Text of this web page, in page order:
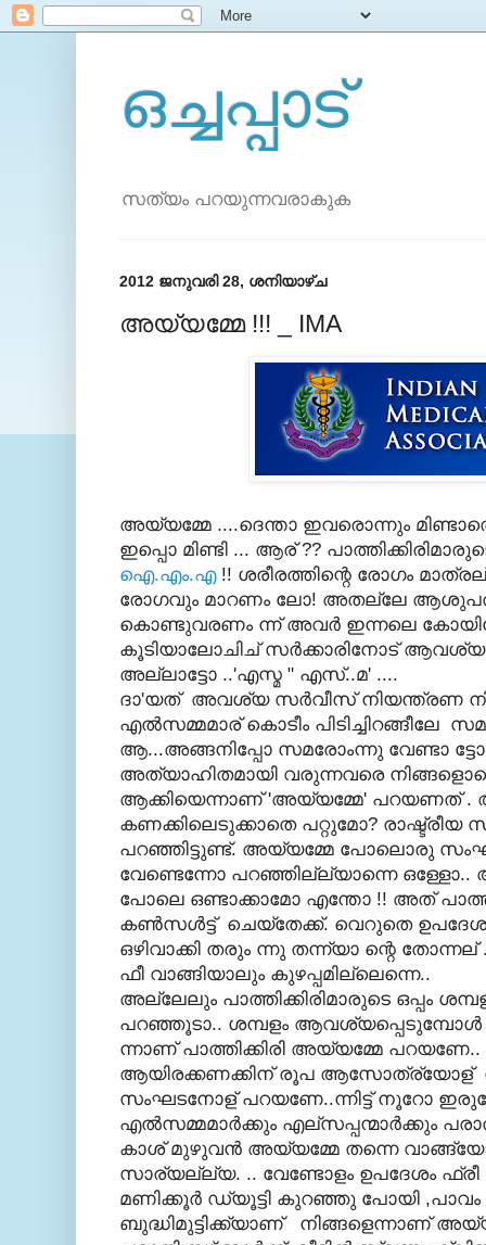
ഒച്ചപ്പാട്
സത്യം പറയുന്നവരാകുക
2012 ജനുവരി 28, ശനിയാഴ്‌ച
അയ്യമ്മേ !!! _ IMA
അയ്യമ്മേ ....ദെന്താ ഇവരൊന്നും
ഇപ്പൊ മിണ്ടി ... ആര് ??
ഐ.എം.എ !! ശരീരത്തിന്റെ രോഗം
രോഗവും മാറണം ലോ! അതല്ലേ
കൊണ്ടുവരണം ന്ന് അവര്‍ ഇന്നലെ
കൂടിയാലോചിച് സര്‍ക്കാരിനോട്
അല്ലാട്ടോ ..'എസ്മ " എസ്..മ' ....
ദാ'യത് അവശ്യ സര്‍വീസ് നിയന്ത്രണ
എല്‍സമ്മമാര് കൊടീം പിടിച്ചിറങ്ങീലേ
ആ...അങ്ങനിപ്പോ സമരോംന്നു വേണ്ടാ
അത്യാഹിതമായി വരുന്നവരെ
ആക്കിയെന്നാണ് 'അയ്യമ്മേ' പറയണത് .
കണക്കിലെടുക്കാതെ പറ്റുമോ?
പറഞ്ഞിട്ടുണ്ട്. അയ്യമ്മേ പോലൊരു
വേണ്ടെന്നോ പറഞ്ഞില്ല്യാന്നെ
പോലെ ഒണ്ടാക്കാമോ എന്തോ !! അത്
കണ്‍സള്‍ട്ട് ചെയ്തേക്ക്‌. വെറുതെ
ഒഴിവാക്കി തരും ന്നു തന്ന്യാ ന്റെ
ഫീ വാങ്ങിയാലും കുഴപ്പമില്ലെന്നെ..
അല്ലേലും പാത്തിക്കിരിമാരുടെ ഒപ്പം
പറഞ്ഞൂടാ.. ശമ്പളം
ന്നാണ് പാത്തിക്കിരി അയ്യമ്മേ പറയണേ..
ആയിരക്കണക്കിന് രൂപ ആസോത്ര്യോള് വാ
സംഘടനോള് പറയണേ..ന്നിട്ട് നൂറോ
എല്‍സമ്മമാര്‍ക്കും എല്സപ്പന്മാര്‍ക്കും
കാശ് മുഴുവന്‍ അയ്യമ്മേ തന്നെ
സാര്യല്ല്യ. .. വേണ്ടോളം ഉപദേശം ഫ്രീ
മണിക്കൂര്‍ ഡ്യൂട്ടി കുറഞ്ഞു പോയി
ബുദ്ധിമുട്ടിക്ക്യാണ് നിങ്ങളെന്നാണ്